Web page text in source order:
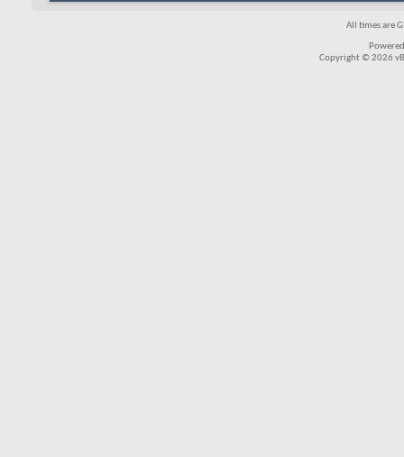
All times are
Copyright © 2026